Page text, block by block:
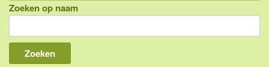
Indonesië, eilandcombinaties
Bali
Lombok
Zoeken op naam